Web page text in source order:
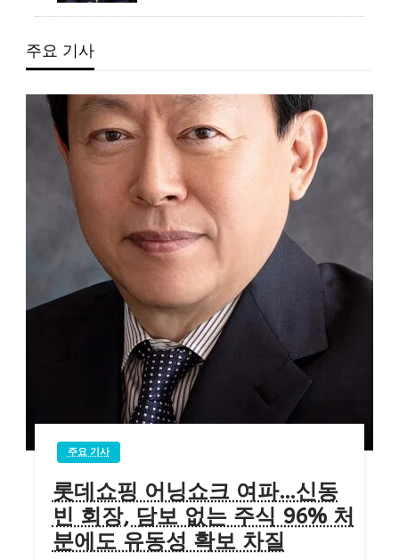
주요 기사
주요 기사
롯데쇼핑 어닝쇼크 여파…신동
빈 회장, 담보 없는 주식 96% 처
분에도 유동성 확보 차질